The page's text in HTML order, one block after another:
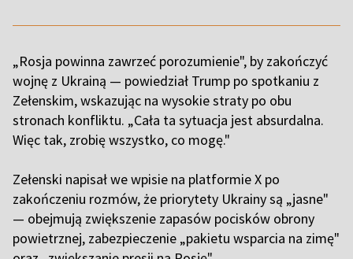
„Rosja powinna zawrzeć porozumienie", by zakończyć
wojnę z Ukrainą — powiedział Trump po spotkaniu z
Zełenskim, wskazując na wysokie straty po obu
stronach konfliktu. „Cała ta sytuacja jest absurdalna.
Więc tak, zrobię wszystko, co mogę."
Zełenski napisał we wpisie na platformie X po
zakończeniu rozmów, że priorytety Ukrainy są „jasne"
— obejmują zwiększenie zapasów pocisków obrony
powietrznej, zabezpieczenie „pakietu wsparcia na zimę"